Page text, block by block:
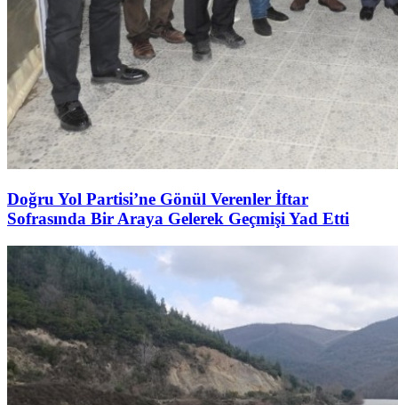
Doğru Yol Partisi’ne Gönül Verenler İftar
Sofrasında Bir Araya Gelerek Geçmişi Yad Etti